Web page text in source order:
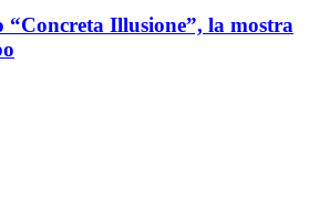
“Concreta Illusione”, la mostra